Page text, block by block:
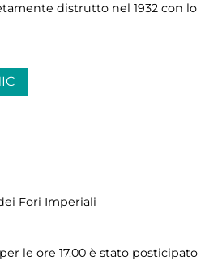
distrutto nel 1932 con lo
Fori Imperiali
le ore 17.00 è stato posticipato